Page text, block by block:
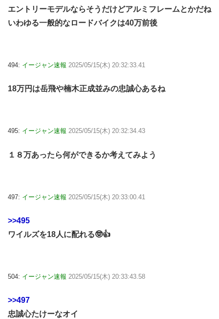
エントリーモデルならそうだけどアルミフレームとかだね
いわゆる一般的なロードバイクは40万前後
494: イージャン速報 2025/05/15(木) 20:32:33.41
18万円は岳飛や楠木正成並みの忠誠心あるね
495: イージャン速報 2025/05/15(木) 20:32:34.43
１８万あったら何ができるか考えてみよう
497: イージャン速報 2025/05/15(木) 20:33:00.41
>>495
ワイルズを18人に配れる🤓👍
504: イージャン速報 2025/05/15(木) 20:33:43.58
>>497
忠誠心たけーなオイ